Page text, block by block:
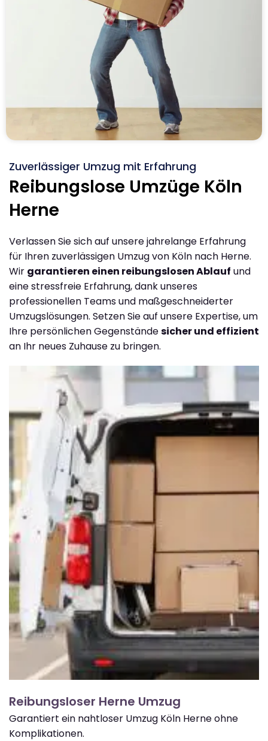
Zuverlässiger Umzug mit Erfahrung
Reibungslose Umzüge Köln
Herne
Verlassen Sie sich auf unsere jahrelange Erfahrung
für Ihren zuverlässigen Umzug von Köln nach Herne.
Wir garantieren einen reibungslosen Ablauf und
eine stressfreie Erfahrung, dank unseres
professionellen Teams und maßgeschneiderter
Umzugslösungen. Setzen Sie auf unsere Expertise, um
Ihre persönlichen Gegenständesicher und effizient
an Ihr neues Zuhause zu bringen.
Reibungsloser Herne Umzug
Garantiert ein nahtloser Umzug Köln Herne ohne
Komplikationen.